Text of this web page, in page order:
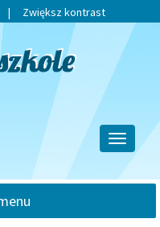
| Zwiększ kontrast
Przełącz